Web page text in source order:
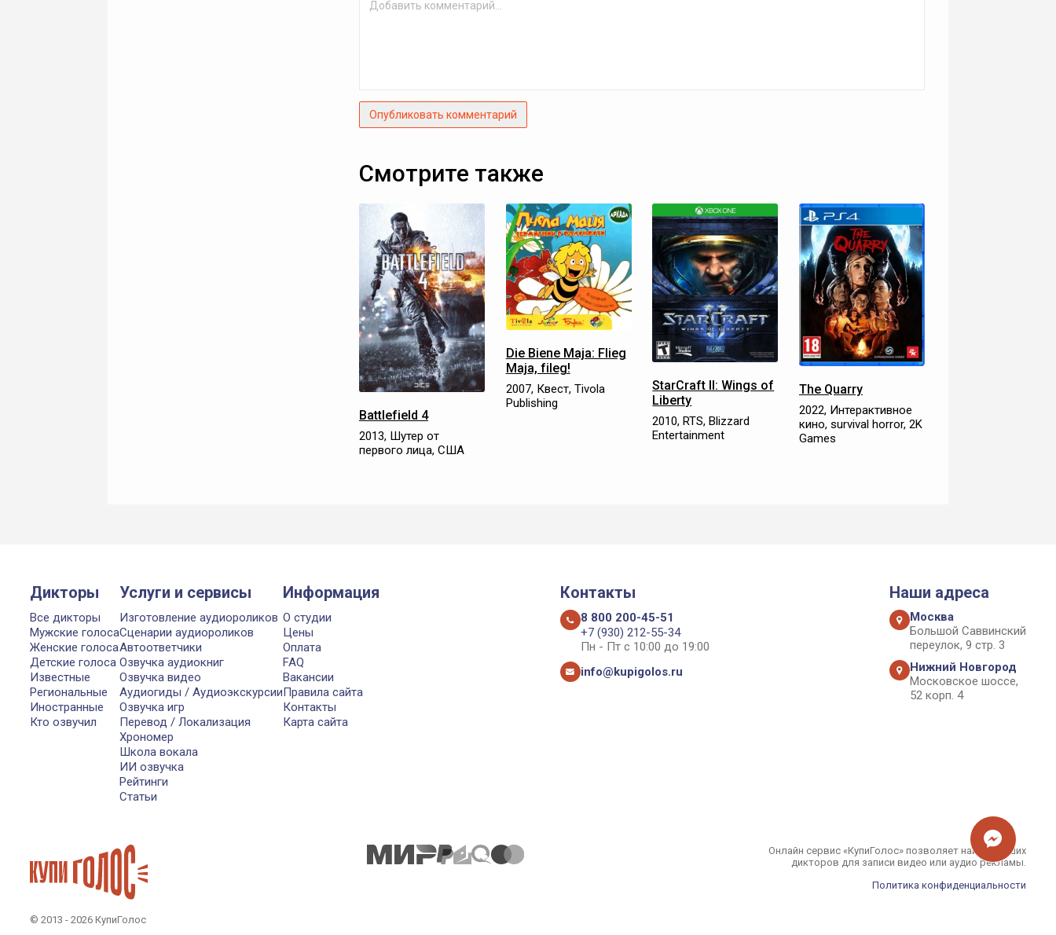
Опубликовать комментарий
Смотрите также
Battlefield 4
2013, Шутер от
первого лица, США
Die Biene Maja: Flieg
Maja, fileg!
2007, Квест, Tivola
Publishing
StarCraft II: Wings of
Liberty
2010, RTS, Blizzard
Entertainment
The Quarry
2022, Интерактивное
кино, survival horror, 2K
Games
Дикторы
Все дикторы
Мужские голоса
Женские голоса
Детские голоса
Известные
Региональные
Иностранные
Кто озвучил
Услуги и сервисы
Изготовление аудиороликов
Сценарии аудиороликов
Автоответчики
Озвучка аудиокниг
Озвучка видео
Аудиогиды / Аудиоэкскурсии
Озвучка игр
Перевод / Локализация
Хрономер
Школа вокала
ИИ озвучка
Рейтинги
Статьи
Информация
О студии
Цены
Оплата
FAQ
Вакансии
Правила сайта
Контакты
Карта сайта
Контакты
8 800 200-45-51
+7 (930) 212-55-34
Пн - Пт с 10:00 до 19:00
info@kupigolos.ru
Наши адреса
Москва
Большой Саввинский
переулок, 9 стр. 3
Нижний Новгород
Московское шоссе,
52 корп. 4
© 2013 - 2026 КупиГолос
Онлайн сервис «КупиГолос» позволяет найти лучших
дикторов для записи видео или аудио рекламы.
Политика конфиденциальности